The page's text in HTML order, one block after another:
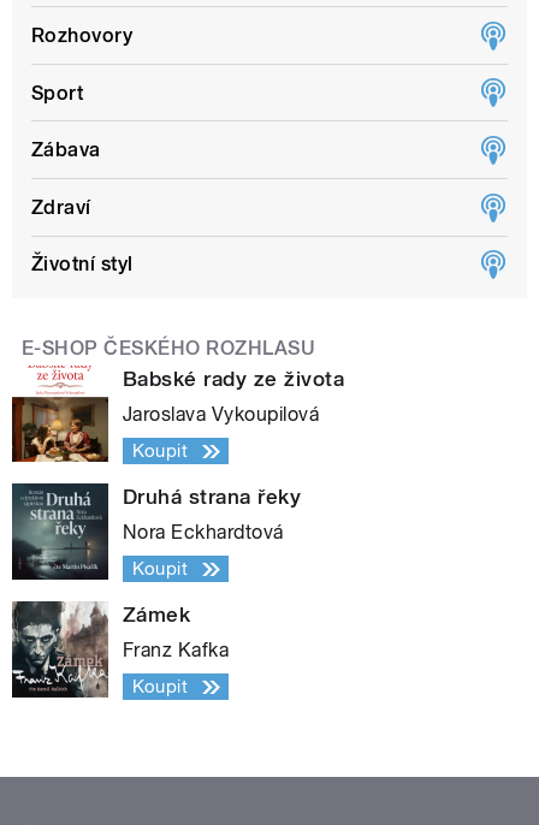
Rozhovory
Sport
Zábava
Zdraví
Životní styl
E-SHOP ČESKÉHO ROZHLASU
Babské rady ze života
Jaroslava Vykoupilová
Koupit
Druhá strana řeky
Nora Eckhardtová
Koupit
Zámek
Franz Kafka
Koupit